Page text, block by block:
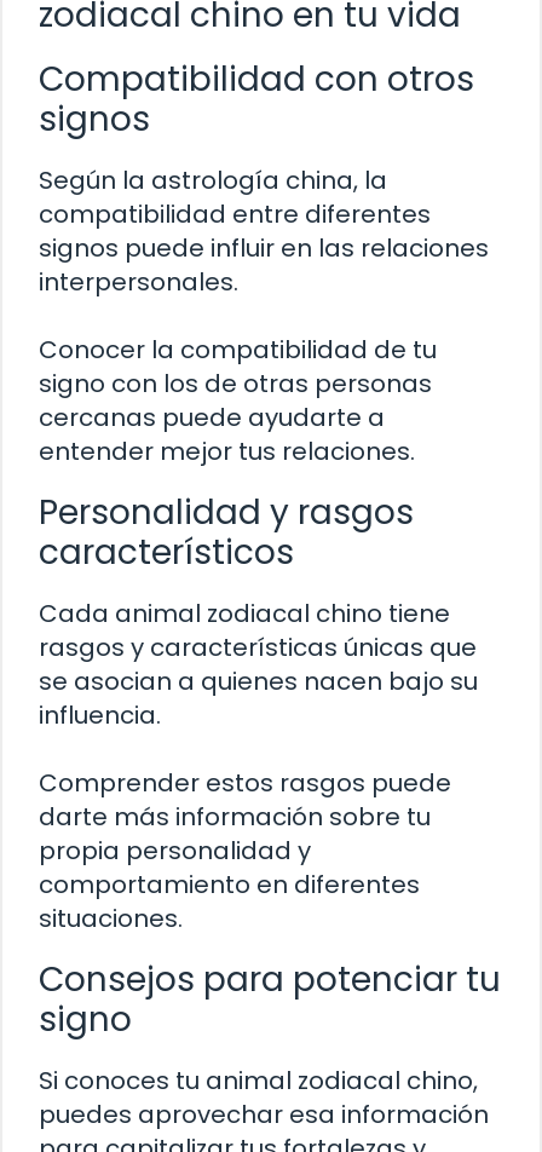
zodiacal chino en tu vida
Compatibilidad con otros
signos
Según la astrología china, la
compatibilidad entre diferentes
signos puede influir en las relaciones
interpersonales.
Conocer la compatibilidad de tu
signo con los de otras personas
cercanas puede ayudarte a
entender mejor tus relaciones.
Personalidad y rasgos
característicos
Cada animal zodiacal chino tiene
rasgos y características únicas que
se asocian a quienes nacen bajo su
influencia.
Comprender estos rasgos puede
darte más información sobre tu
propia personalidad y
comportamiento en diferentes
situaciones.
Consejos para potenciar tu
signo
Si conoces tu animal zodiacal chino,
puedes aprovechar esa información